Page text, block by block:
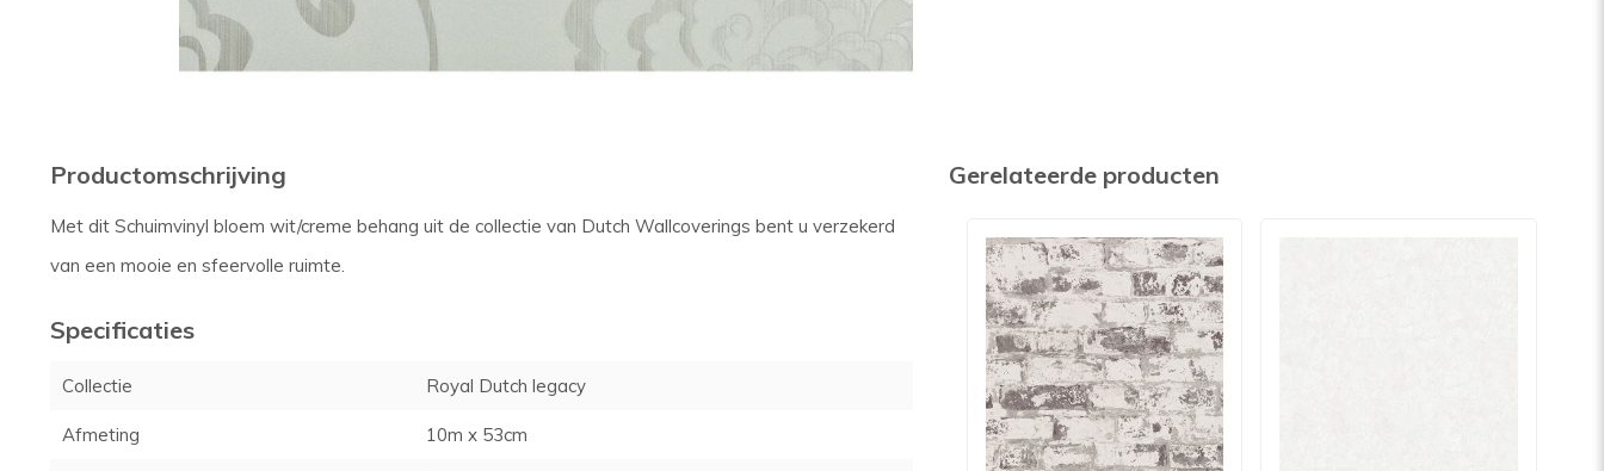
Productomschrijving
Met dit Schuimvinyl bloem wit/creme behang uit de collectie van Dutch Wallcoverings bent u verzekerd
van een mooie en sfeervolle ruimte.
Specificaties
Collectie Royal Dutch legacy
Afmeting 10m x 53cm
Gerelateerde producten